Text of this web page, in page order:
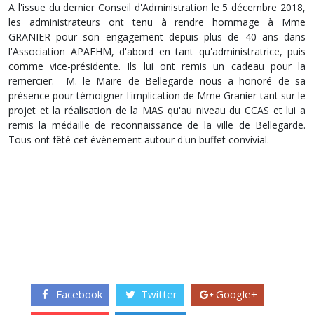
A l'issue du dernier Conseil d'Administration le 5 décembre 2018,
les administrateurs ont tenu à rendre hommage à Mme
GRANIER pour son engagement depuis plus de 40 ans dans
l'Association APAEHM, d'abord en tant qu'administratrice, puis
comme vice-présidente. Ils lui ont remis un cadeau pour la
remercier. M. le Maire de Bellegarde nous a honoré de sa
présence pour témoigner l'implication de Mme Granier tant sur le
projet et la réalisation de la MAS qu'au niveau du CCAS et lui a
remis la médaille de reconnaissance de la ville de Bellegarde.
Tous ont fêté cet évènement autour d'un buffet convivial.
Facebook Twitter Google+